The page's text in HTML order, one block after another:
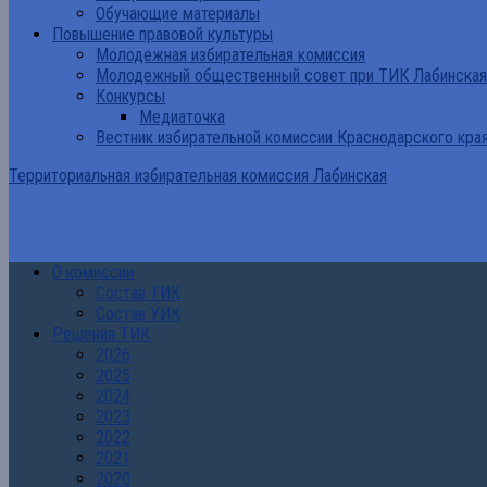
Обучающие материалы
Повышение правовой культуры
Молодежная избирательная комиссия
Молодежный общественный совет при ТИК Лабинская
Конкурсы
Медиаточка
Вестник избирательной комиссии Краснодарского
Территориальная избирательная комиссия Лабинская
О комиссии
Состав ТИК
Состав УИК
Решения ТИК
2026
2025
2024
2023
2022
2021
2020